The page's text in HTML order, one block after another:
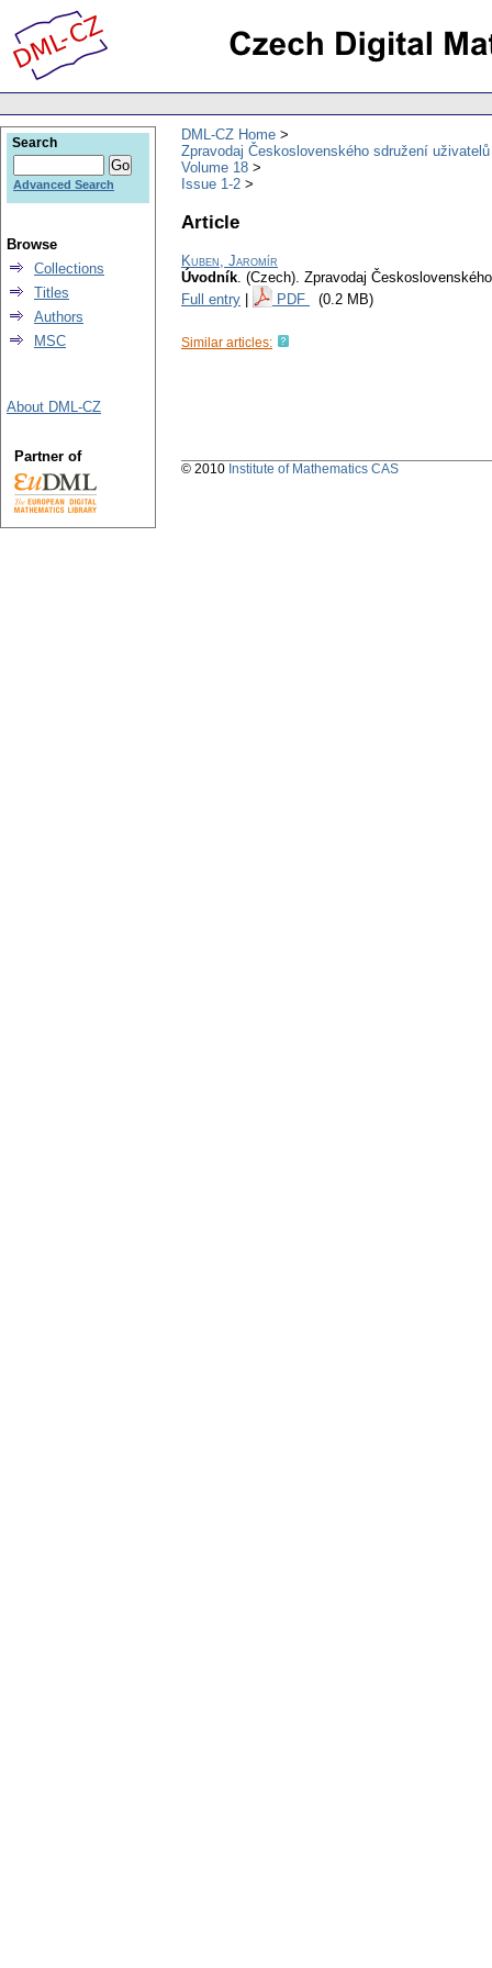
DML-CZ Home
Zpravodaj Československého sdružení uživatelů
Volume 18
Issue 1-2
Article
Kuben, Jaromír
Úvodník. (Czech). Zpravodaj
Full entry
PDF (0.2 MB)
Similar articles:
Search
Advanced Search
Browse
Collections
Titles
Authors
MSC
About DML-CZ
Partner of
© 2010 Institute of Mathematics CAS